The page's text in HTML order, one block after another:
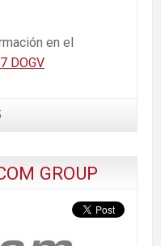
en el
DOGV
GROUP